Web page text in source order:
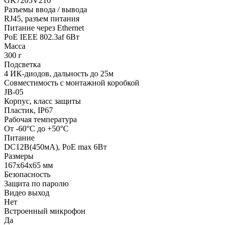
Разъемы ввода / вывода
RJ45, разъем питания
Питание через Ethernet
PoE IEEE 802.3af 6Вт
Масса
300 г
Подсветка
4 ИК-диодов, дальность до 25м
Совместимость с монтажной коробкой
JB-05
Корпус, класс защиты
Пластик, IP67
Рабочая температура
От -60°С до +50°С
Питание
DC12В(450мА), PoE max 6Вт
Размеры
167х64х65 мм
Безопасность
Защита по паролю
Видео выход
Нет
Встроенный микрофон
Да